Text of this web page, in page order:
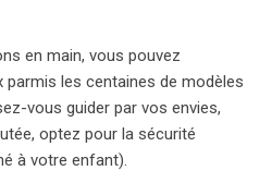
en main, vous pouvez
les centaines de modèles
vous guider par vos envies,
optez pour la sécurité
à votre enfant).